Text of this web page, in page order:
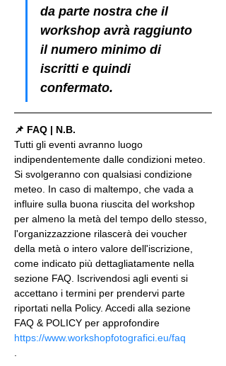
da parte nostra che il
workshop avrà raggiunto
il numero minimo di
iscritti e quindi
confermato.
📌 FAQ | N.B.
Tutti gli eventi avranno luogo
indipendentemente dalle condizioni meteo.
Si svolgeranno con qualsiasi condizione
meteo. In caso di maltempo, che vada a
influire sulla buona riuscita del workshop
per almeno la metà del tempo dello stesso,
l'organizzazzione rilascerà dei voucher
della metà o intero valore dell'iscrizione,
come indicato più dettagliatamente nella
sezione FAQ. Iscrivendosi agli eventi si
accettano i termini per prendervi parte
riportati nella Policy. Accedi alla sezione
FAQ & POLICY per approfondire
https://www.workshopfotografici.eu/faq